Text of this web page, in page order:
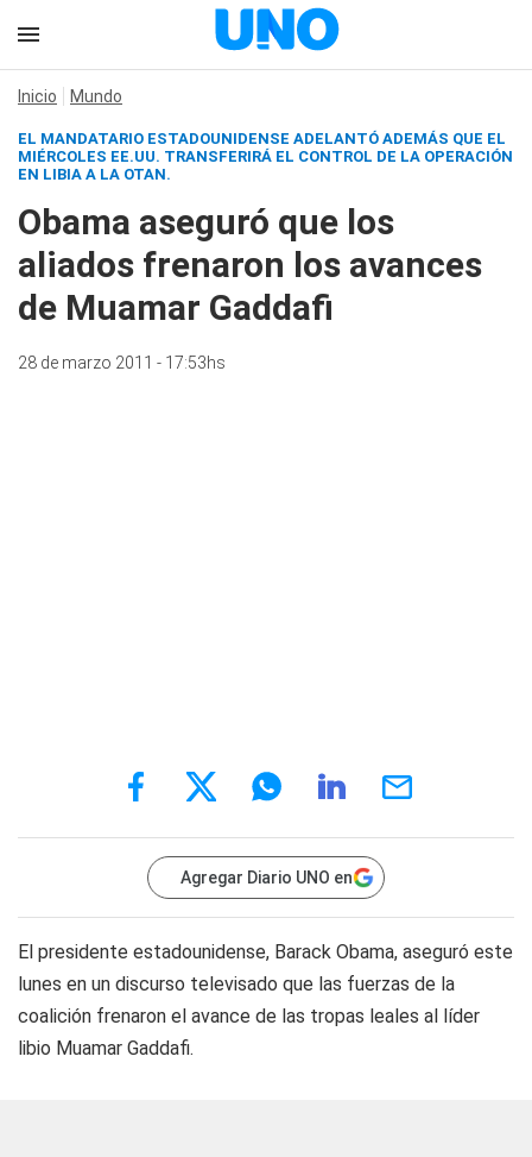
Inicio Mundo
EL MANDATARIO ESTADOUNIDENSE ADELANTÓ ADEMÁS QUE EL
MIÉRCOLES EE.UU. TRANSFERIRÁ EL CONTROL DE LA OPERACIÓN
EN LIBIA A LA OTAN.
Obama aseguró que los
aliados frenaron los avances
de Muamar Gaddafi
28 de marzo 2011 - 17:53hs
Agregar Diario UNO en
El presidente estadounidense, Barack Obama, aseguró este
lunes en un discurso televisado que las fuerzas de la
coalición frenaron el avance de las tropas leales al líder
libio Muamar Gaddafi.